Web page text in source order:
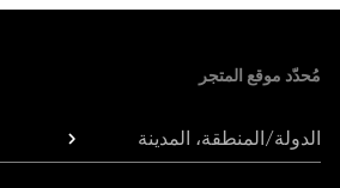
مُحدّد موقع المتجر
الدولة/المنطقة، المدينة